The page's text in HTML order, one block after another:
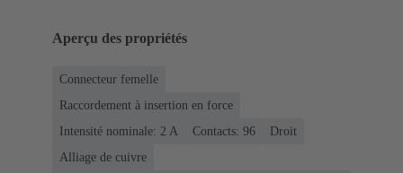
Aperçu des propriétés
Connecteur femelle
Raccordement à insertion en force
Intensité nominale: ‌2 A
Contacts: 96
Droit
Alliage de cuivre